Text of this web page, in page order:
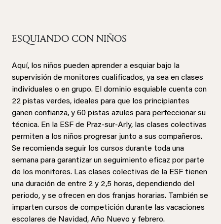
ESQUIANDO CON NIÑOS
Aquí, los niños pueden aprender a esquiar bajo la
supervisión de monitores cualificados, ya sea en clases
individuales o en grupo. El dominio esquiable cuenta con
22 pistas verdes, ideales para que los principiantes
ganen confianza, y 60 pistas azules para perfeccionar su
técnica. En la ESF de Praz-sur-Arly, las clases colectivas
permiten a los niños progresar junto a sus compañeros.
Se recomienda seguir los cursos durante toda una
semana para garantizar un seguimiento eficaz por parte
de los monitores. Las clases colectivas de la ESF tienen
una duración de entre 2 y 2,5 horas, dependiendo del
periodo, y se ofrecen en dos franjas horarias. También se
imparten cursos de competición durante las vacaciones
escolares de Navidad, Año Nuevo y febrero.